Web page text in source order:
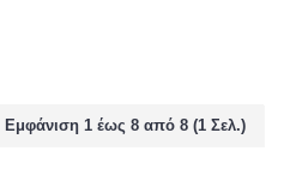
Εμφάνιση 1 έως 8 από 8 (1 Σελ.)